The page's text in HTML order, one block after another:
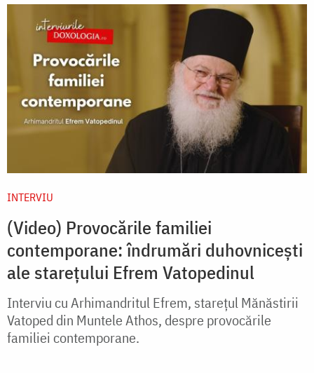
INTERVIU
(Video) Provocările familiei
contemporane: îndrumări duhovnicești
ale starețului Efrem Vatopedinul
Interviu cu Arhimandritul Efrem, starețul Mănăstirii
Vatoped din Muntele Athos, despre provocările
familiei contemporane.